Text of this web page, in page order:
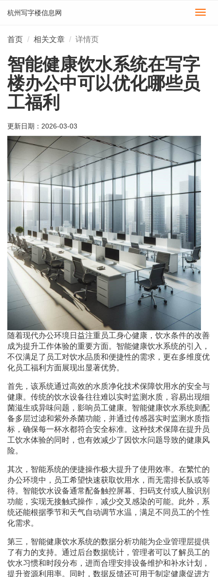
切
杭州写字楼信息网
首页 相关文章 详情页
智能健康饮水系统在写字
楼办公中可以优化哪些员
工福利
更新日期： 2026-03-03
随着现代办公环境日益注重员工身心健康，饮水条件的改善
成为提升工作体验的重要方面。智能健康饮水系统的引入，
不仅满足了员工对饮水品质和便捷性的需求，更在多维度优
化员工福利方面展现出显著优势。
首先，该系统通过高效的水质净化技术保障饮用水的安全与
健康。传统的饮水设备往往难以实时监测水质，容易出现细
菌滋生或异味问题，影响员工健康。智能健康饮水系统则配
备多层过滤和紫外杀菌功能，并通过传感器实时监测水质指
标，确保每一杯水都符合安全标准。这种技术保障在提升员
工饮水体验的同时，也有效减少了因饮水问题导致的健康风
险。
其次，智能系统的便捷操作极大提升了使用效率。在繁忙的
办公环境中，员工希望快速获取饮用水，而无需排长队或等
待。智能饮水设备通常配备触控屏幕、扫码支付或人脸识别
功能，实现无接触式操作，减少交叉感染的可能。此外，系
统还能根据季节和天气自动调节水温，满足不同员工的个性
化需求。
第三，智能健康饮水系统的数据分析功能为企业管理层提供
了有力的支持。通过后台数据统计，管理者可以了解员工的
饮水习惯和时段分布，进而合理安排设备维护和补水计划，
提升资源利用率。同时，数据反馈还可用于制定健康促进方